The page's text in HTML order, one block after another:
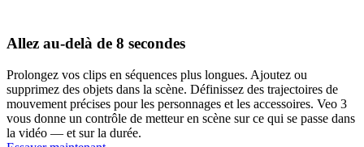
Allez au‑delà de 8 secondes
Prolongez vos clips en séquences plus longues. Ajoutez ou
supprimez des objets dans la scène. Définissez des trajectoires de
mouvement précises pour les personnages et les accessoires. Veo 3
vous donne un contrôle de metteur en scène sur ce qui se passe dans
la vidéo — et sur la durée.